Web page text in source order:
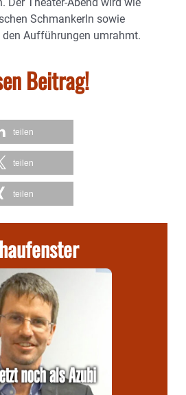
Schmankerln sowie
Aufführungen umrahmt.
Beitrag!
teilen
teilen
teilen